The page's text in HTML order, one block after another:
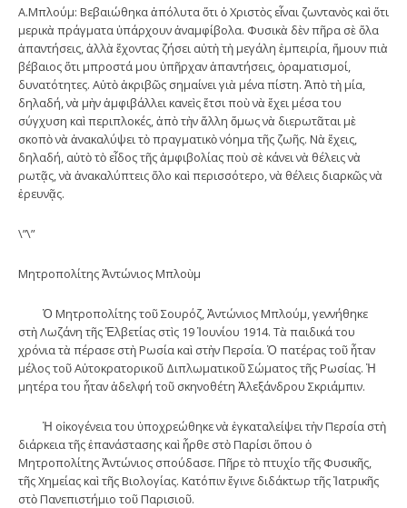
Α.Μπλούμ: Βεβαιώθηκα ἀπόλυτα ὅτι ὁ Χριστὸς εἶναι ζωντανὸς καὶ ὅτι
μερικὰ πράγματα ὑπάρχουν ἀναμφίβολα. Φυσικὰ δὲν πῆρα σὲ ὅλα
ἀπαντήσεις, ἀλλὰ ἔχοντας ζήσει αὐτὴ τὴ μεγάλη ἐμπειρία, ἤμουν πιὰ
βέβαιος ὅτι μπροστά μου ὑπῆρχαν ἀπαντήσεις, ὁραματισμοί,
δυνατότητες. Αὐτὸ ἀκριβῶς σημαίνει γιὰ μένα πίστη. Ἀπὸ τὴ μία,
δηλαδή, νὰ μὴν ἀμφιβάλλει κανεὶς ἔτσι ποὺ νὰ ἔχει μέσα του
σύγχυση καὶ περιπλοκές, ἀπὸ τὴν ἄλλη ὅμως νὰ διερωτᾶται μὲ
σκοπὸ νὰ ἀνακαλύψει τὸ πραγματικὸ νόημα τῆς ζωῆς. Νὰ ἔχεις,
δηλαδή, αὐτὸ τὸ εἶδος τῆς ἀμφιβολίας ποὺ σὲ κάνει νὰ θέλεις νὰ
ρωτᾷς, νὰ ἀνακαλύπτεις ὅλο καὶ περισσότερο, νὰ θέλεις διαρκῶς νὰ
ἐρευνᾷς.
\”\”
Μητροπολίτης Ἀντώνιος Μπλοὺμ
Ὁ Μητροπολίτης τοῦ Σουρόζ, Ἀντώνιος Μπλούμ, γεννήθηκε
στὴ Λωζάνη τῆς Ἐλβετίας στὶς 19 Ἰουνίου 1914. Τὰ παιδικά του
χρόνια τὰ πέρασε στὴ Ρωσία καὶ στὴν Περσία. Ὁ πατέρας τοῦ ἦταν
μέλος τοῦ Αὐτοκρατορικοῦ Διπλωματικοῦ Σώματος τῆς Ρωσίας. Ἡ
μητέρα του ἦταν ἀδελφή τοῦ σκηνοθέτη Ἀλεξάνδρου Σκριάμπιν.
Ἡ οἰκογένεια του ὑποχρεώθηκε νὰ ἐγκαταλείψει τὴν Περσία στὴ
διάρκεια τῆς ἐπανάστασης καὶ ἦρθε στὸ Παρίσι ὅπου ὁ
Μητροπολίτης Ἀντώνιος σπούδασε. Πῆρε τὸ πτυχίο τῆς Φυσικῆς,
τῆς Χημείας καὶ τῆς Βιολογίας. Κατόπιν ἔγινε διδάκτωρ τῆς Ἰατρικῆς
στὸ Πανεπιστήμιο τοῦ Παρισιοῦ.